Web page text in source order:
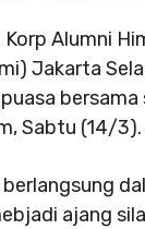
Korp Alumni
Jakarta
Sabtu (14/3).
ajang